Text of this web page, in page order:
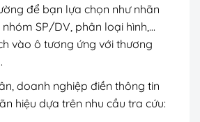
để bạn lựa chọn như nhãn
SP/DV, phân loại hình,…
vào ô tương ứng với thương
doanh nghiệp điền thông tin
hiệu dựa trên nhu cầu tra cứu: